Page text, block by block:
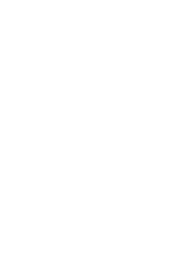
pomáhají
vejde do